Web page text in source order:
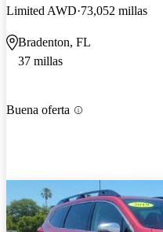
Limited AWD 73,052 millas
Bradenton, FL
37 millas
Buena oferta